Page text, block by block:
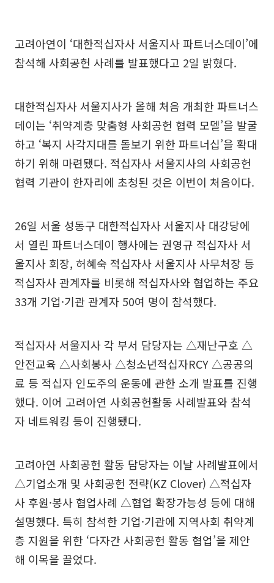
고려아연이 ‘대한적십자사 서울지사 파트너스데이’에
참석해 사회공헌 사례를 발표했다고 2일 밝혔다.
대한적십자사 서울지사가 올해 처음 개최한 파트너스
데이는 ‘취약계층 맞춤형 사회공헌 협력 모델’을 발굴
하고 ‘복지 사각지대를 돌보기 위한 파트너십’을 확대
하기 위해 마련됐다. 적십자사 서울지사의 사회공헌
협력 기관이 한자리에 초청된 것은 이번이 처음이다.
26일 서울 성동구 대한적십자사 서울지사 대강당에
서 열린 파트너스데이 행사에는 권영규 적십자사 서
울지사 회장, 허혜숙 적십자사 서울지사 사무처장 등
적십자사 관계자를 비롯해 적십자사와 협업하는 주요
33개 기업·기관 관계자 50여 명이 참석했다.
적십자사 서울지사 각 부서 담당자는 △재난구호 △
안전교육 △사회봉사 △청소년적십자RCY △공공의
료 등 적십자 인도주의 운동에 관한 소개 발표를 진행
했다. 이어 고려아연 사회공헌활동 사례발표와 참석
자 네트워킹 등이 진행됐다.
고려아연 사회공헌 활동 담당자는 이날 사례발표에서
△기업소개 및 사회공헌 전략(KZ Clover) △적십자
사 후원·봉사 협업사례 △협업 확장가능성 등에 대해
설명했다. 특히 참석한 기업·기관에 지역사회 취약계
층 지원을 위한 ‘다자간 사회공헌 활동 협업’을 제안
해 이목을 끌었다.